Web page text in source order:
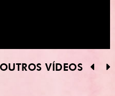
OUTROS VÍDEOS